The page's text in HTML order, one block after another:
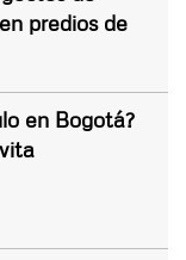
predios de
en Bogotá?